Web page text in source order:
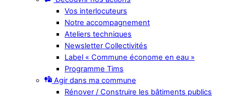
Vos interlocuteurs
Notre accompagnement
Ateliers techniques
Newsletter Collectivités
Label « Commune économe en eau »
Programme Tims
Agir dans ma commune
Rénover / Construire les bâtiments publics